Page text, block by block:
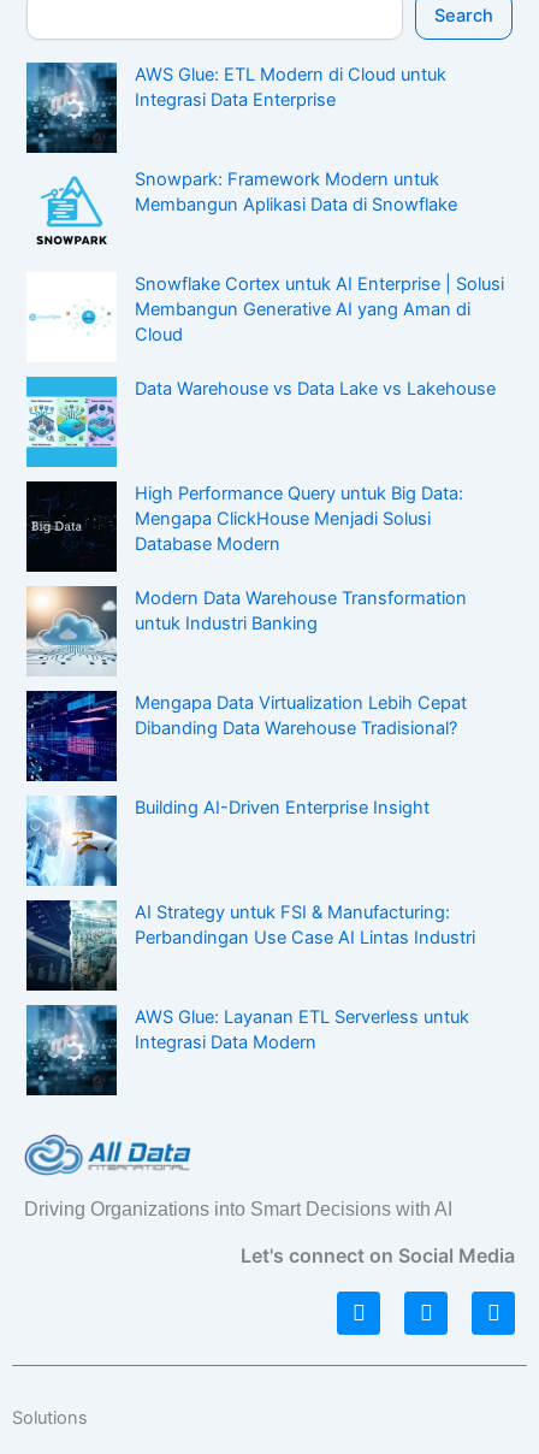
Search
AWS Glue: ETL Modern di Cloud untuk
Integrasi Data Enterprise
Snowpark: Framework Modern untuk
Membangun Aplikasi Data di Snowflake
Snowflake Cortex untuk AI Enterprise | Solusi
Membangun Generative AI yang Aman di
Cloud
Data Warehouse vs Data Lake vs Lakehouse
High Performance Query untuk Big Data:
Mengapa ClickHouse Menjadi Solusi
Database Modern
Modern Data Warehouse Transformation
untuk Industri Banking
Mengapa Data Virtualization Lebih Cepat
Dibanding Data Warehouse Tradisional?
Building AI-Driven Enterprise Insight
AI Strategy untuk FSI & Manufacturing:
Perbandingan Use Case AI Lintas Industri
AWS Glue: Layanan ETL Serverless untuk
Integrasi Data Modern
Driving Organizations into Smart Decisions with AI
Let's connect on Social Media
L
i
n
k
I
n
s
t
F
a
c
e
Solutions